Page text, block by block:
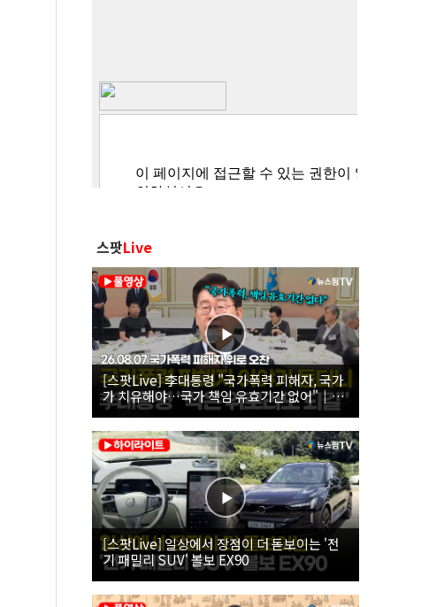
스팟Live
[스팟Live] 李대통령 "국가폭력 피해자, 국가
가 치유해야…국가 책임 유효기간 없어"｜
26.08.07 국가폭력 피해자 위로 오찬
[스팟Live] 일상에서 장점이 더 돋보이는 '전
기 패밀리 SUV' 볼보 EX90